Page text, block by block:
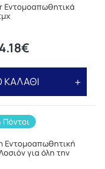
Εντομοαπωθητικά
ΚΑΛΑΘΙ
Πόντοι
Εντομοαπωθητική
για όλη την